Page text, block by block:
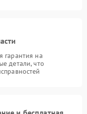
гарантия на
детали, что